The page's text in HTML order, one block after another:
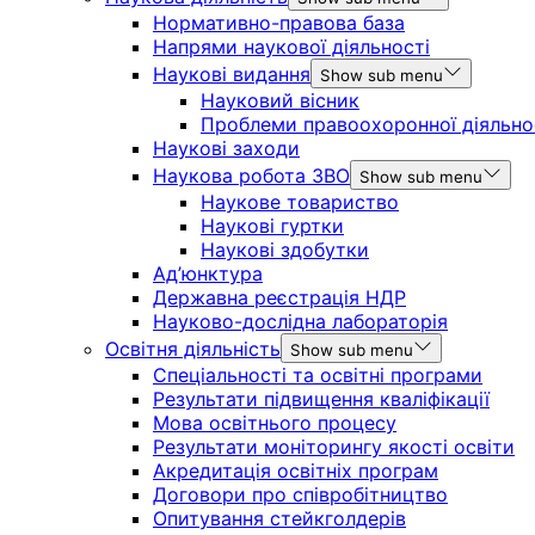
Нормативно-правова база
Напрями наукової діяльності
Наукові видання
Show sub menu
Науковий вісник
Проблеми правоохоронної
Наукові заходи
Наукова робота ЗВО Show sub menu
Наукове товариство
Наукові гуртки
Наукові здобутки
Ад’юнктура
Державна реєстрація НДР
Науково-дослідна лабораторія
Освітня діяльність
Show sub menu
Спеціальності та освітні програми
Результати підвищення кваліфікації
Мова освітнього процесу
Результати моніторингу якості освіти
Акредитація освітніх програм
Договори про співробітництво
Опитування стейкголдерів